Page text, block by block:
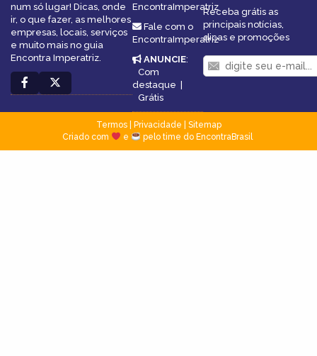
num só lugar! Dicas, onde
ir, o que fazer, as melhores
empresas, locais, serviços
e muito mais no guia
Encontra Imperatriz.
EncontraImperatriz
Fale com o
EncontraImperatriz
ANUNCIE:
Com
destaque |
Grátis
Receba grátis as
principais notícias,
dicas e promoções
Termos| Privacidade
Sitemap
Criado com
e pelo time do EncontraBrasil